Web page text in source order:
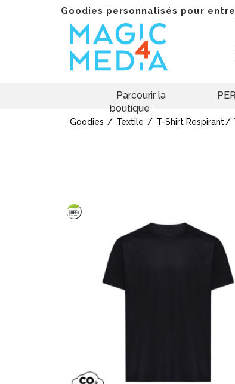
Goodies personnalisés pour
Parcourir la
boutique
Goodies Textile T-Shirt Respirant